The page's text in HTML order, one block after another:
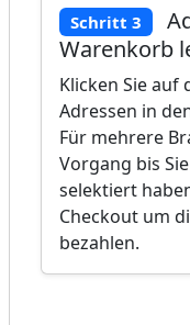
Schritt 3
Warenkorb
Klicken Sie auf
Adressen in
Für mehrere
Vorgang bis
selektiert
Checkout um
bezahlen.